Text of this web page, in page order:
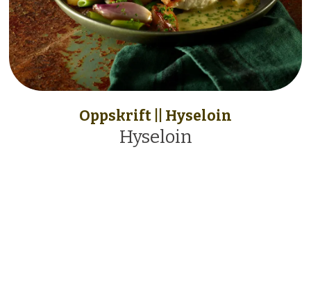
Oppskrift || Hyseloin
Hyseloin